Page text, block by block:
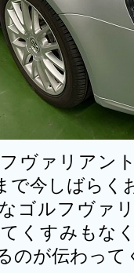
ヴァリアン
で今しばらく
ゴルフヴァ
くすみもな
のが伝わって